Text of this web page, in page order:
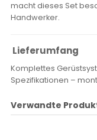
macht dieses Set
Handwerker.
Lieferumfang
Komplettes
Spezifikationen –
Verwandte